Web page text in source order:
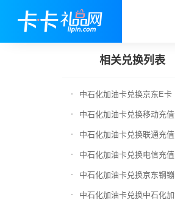
相关兑换列表
中石化加油卡兑换京东E卡
中石化加油卡兑换京东钢镚